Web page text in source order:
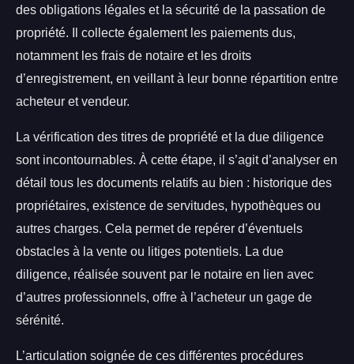
des obligations légales et la sécurité de la passation de
propriété. Il collecte également les paiements dus,
notamment les frais de notaire et les droits
d’enregistrement, en veillant à leur bonne répartition entre
acheteur et vendeur.
La vérification des titres de propriété et la due diligence
sont incontournables. À cette étape, il s’agit d’analyser en
détail tous les documents relatifs au bien : historique des
propriétaires, existence de servitudes, hypothèques ou
autres charges. Cela permet de repérer d’éventuels
obstacles à la vente ou litiges potentiels. La due
diligence, réalisée souvent par le notaire en lien avec
d’autres professionnels, offre à l’acheteur un gage de
sérénité.
L’articulation soignée de ces différentes procédures